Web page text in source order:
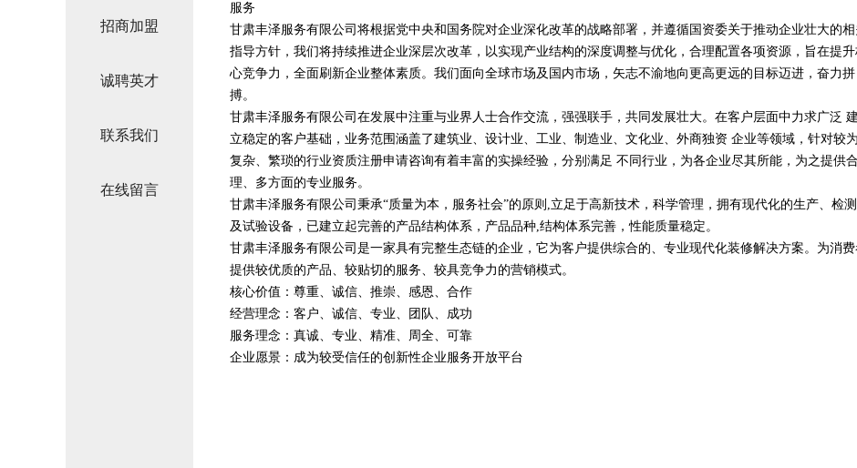
招商加盟
诚聘英才
联系我们
在线留言
服务
甘肃丰泽服务有限公司将根据党中央和国务院对企业深化改革的战略部署，并遵循国资委关于推动企业壮大的
指导方针，我们将持续推进企业深层次改革，以实现产业结构的深度调整与优化，合理配置各项资源，旨在提
心竞争力，全面刷新企业整体素质。我们面向全球市场及国内市场，矢志不渝地向更高更远的目标迈进，奋力拼
搏。
甘肃丰泽服务有限公司在发展中注重与业界人士合作交流，强强联手，共同发展壮大。在客户层面中力求广泛 建
立稳定的客户基础，业务范围涵盖了建筑业、设计业、工业、制造业、文化业、外商独资 企业等领域，针对较为
复杂、繁琐的行业资质注册申请咨询有着丰富的实操经验，分别满足 不同行业，为各企业尽其所能，为之提供合
理、多方面的专业服务。
甘肃丰泽服务有限公司秉承“质量为本，服务社会”的原则,立足于高新技术，科学管理，拥有现代化的生产、检测
及试验设备，已建立起完善的产品结构体系，产品品种,结构体系完善，性能质量稳定。
甘肃丰泽服务有限公司是一家具有完整生态链的企业，它为客户提供综合的、专业现代化装修解决方案。为消
提供较优质的产品、较贴切的服务、较具竞争力的营销模式。
核心价值：尊重、诚信、推崇、感恩、合作
经营理念：客户、诚信、专业、团队、成功
服务理念：真诚、专业、精准、周全、可靠
企业愿景：成为较受信任的创新性企业服务开放平台